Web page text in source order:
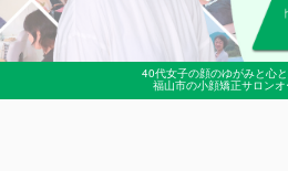
40代女子の顔のゆがみと心
福山市の小顔矯正サロン